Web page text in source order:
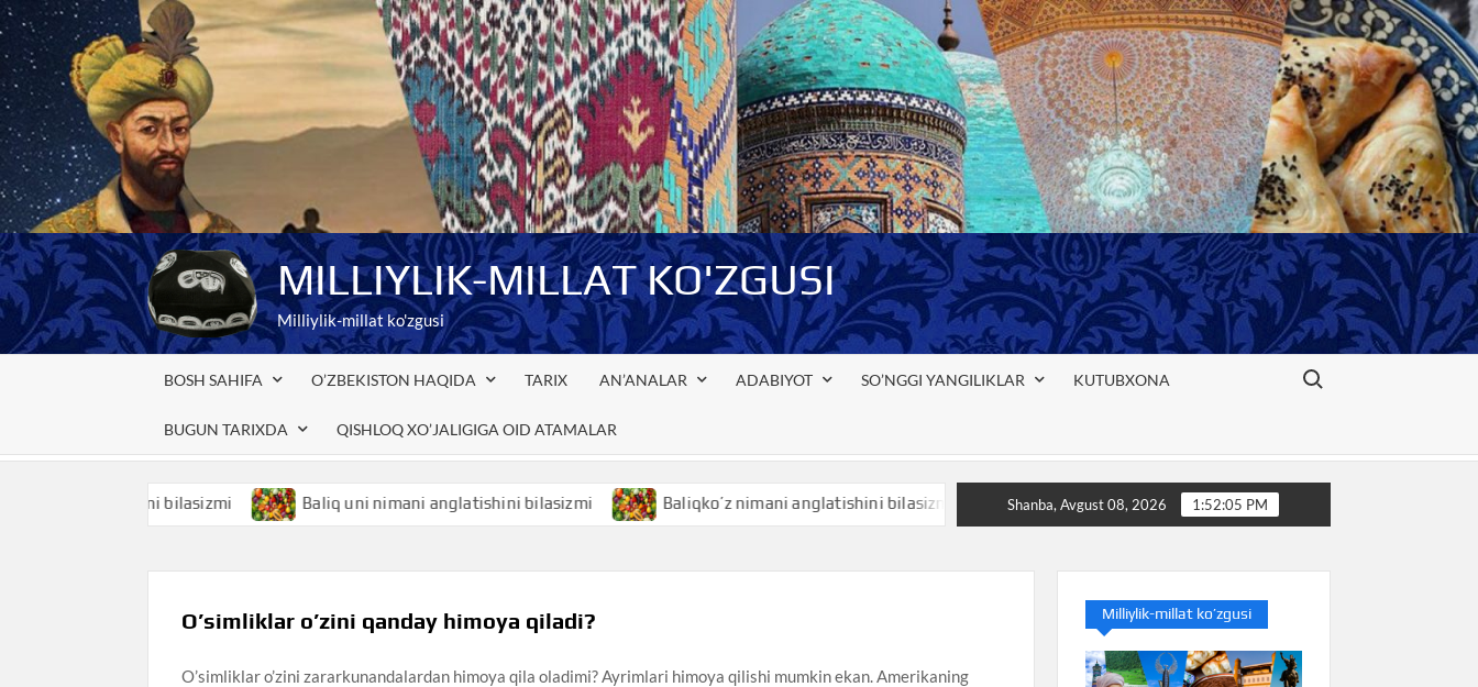
Skip
to
content
MILLIYLIK-MILLAT KO'ZGUSI
Milliylik-millat ko'zgusi
BOSH SAHIFA O’ZBEKISTON HAQIDA TARIX AN’ANALAR ADABIYOT SO’NGGI YANGILIKLAR KUTUBXONA
BUGUN TARIXDA QISHLOQ XO’JALIGIGA OID ATAMALAR
Search for:
bilasizmi Baliq uni nimani anglatishini bilasizmi Baliqko’z nimani anglatishini bilasizmi Baliq nimani anglatishini bilasizmi
Shanba, Avgust 08, 2026 1:52:05 PM
O’simliklar o’zini qanday himoya qiladi?
O’simliklar o’zini zararkunandalardan himoya qila oladimi? Ayrimlari himoya qilishi mumkin ekan. Amerikaning
Milliylik-millat ko’zgusi